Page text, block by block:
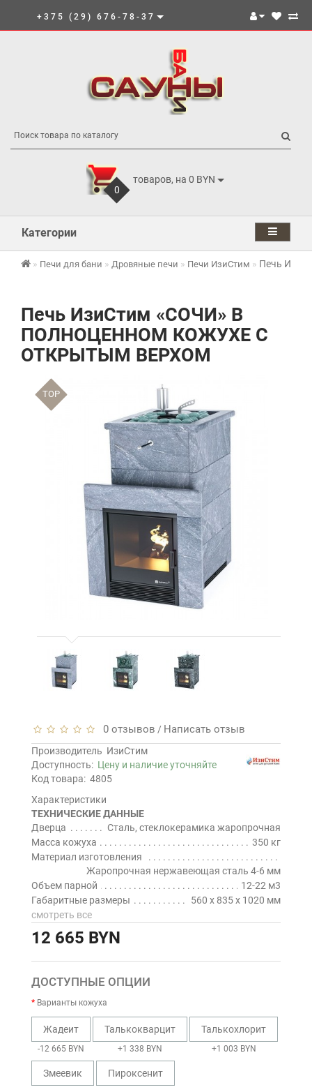
+375 (29) 676-78-37
0
товаров, на 0 BYN
Категории
Печи для бани Дровяные печи Печи ИзиСтим Печь
Печь ИзиСтим «СОЧИ» В
ПОЛНОЦЕННОМ КОЖУХЕ С
ОТКРЫТЫМ ВЕРХОМ
TOP
0 отзывов / Написать отзыв
Производитель ИзиСтим
Доступность: Цену и наличие уточняйте
Код товара: 4805
Характеристики
ТЕХНИЧЕСКИЕ ДАННЫЕ
Дверца
Сталь, стеклокерамика жаропрочная
Масса кожуха
350 кг
Материал изготовления
Жаропрочная нержавеющая сталь 4-6 мм
Объем парной
12-22 м3
Габаритные размеры
560 х 835 х 1020 мм
смотреть все
12 665 BYN
ДОСТУПНЫЕ ОПЦИИ
Варианты кожуха
Жадеит
-12 665 BYN
Талькокварцит
+1 338 BYN
Талькохлорит
+1 003 BYN
Змеевик Пироксенит